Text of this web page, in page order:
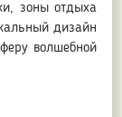
зоны отдыха
дизайн
волшебной